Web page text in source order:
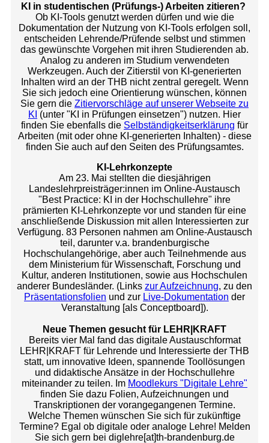
KI in studentischen (Prüfungs-) Arbeiten zitieren?
Ob KI-Tools genutzt werden dürfen und wie die
Dokumentation der Nutzung von KI-Tools erfolgen soll,
entscheiden Lehrende/Prüfende selbst und stimmen
das gewünschte Vorgehen mit ihren Studierenden ab.
Analog zu anderen im Studium verwendeten
Werkzeugen. Auch der Zitierstil von KI-generierten
Inhalten wird an der THB nicht zentral geregelt. Wenn
Sie sich jedoch eine Orientierung wünschen, können
Sie gern die Zitiervorschläge auf unserer Webseite zu
KI (unter "KI in Prüfungen einsetzen") nutzen. Hier
finden Sie ebenfalls die Selbständigkeitserklärung für
Arbeiten (mit oder ohne KI-generierten Inhalten) - diese
finden Sie auch auf den Seiten des Prüfungsamtes.
KI-Lehrkonzepte
Am 23. Mai stellten die diesjährigen
Landeslehrpreisträger:innen im Online-Austausch
"Best Practice: KI in der Hochschullehre" ihre
prämierten KI-Lehrkonzepte vor und standen für eine
anschließende Diskussion mit allen Interessierten zur
Verfügung. 83 Personen nahmen am Online-Austausch
teil, darunter v.a. brandenburgische
Hochschulangehörige, aber auch Teilnehmende aus
dem Ministerium für Wissenschaft, Forschung und
Kultur, anderen Institutionen, sowie aus Hochschulen
anderer Bundesländer. (Links zur Aufzeichnung, zu den
Präsentationsfolien und zur Live-Dokumentation der
Veranstaltung [als Conceptboard]).
Neue Themen gesucht für LEHR|KRAFT
Bereits vier Mal fand das digitale Austauschformat
LEHR|KRAFT für Lehrende und Interessierte der THB
statt, um innovative Ideen, spannende Toollösungen
und didaktische Ansätze in der Hochschullehre
miteinander zu teilen. Im Moodlekurs "Digitale Lehre"
finden Sie dazu Folien, Aufzeichnungen und
Transkriptionen der vorangegangenen Termine.
Welche Themen wünschen Sie sich für zukünftige
Termine? Egal ob digitale oder analoge Lehre! Melden
Sie sich gern bei diglehre[at]th-brandenburg.de